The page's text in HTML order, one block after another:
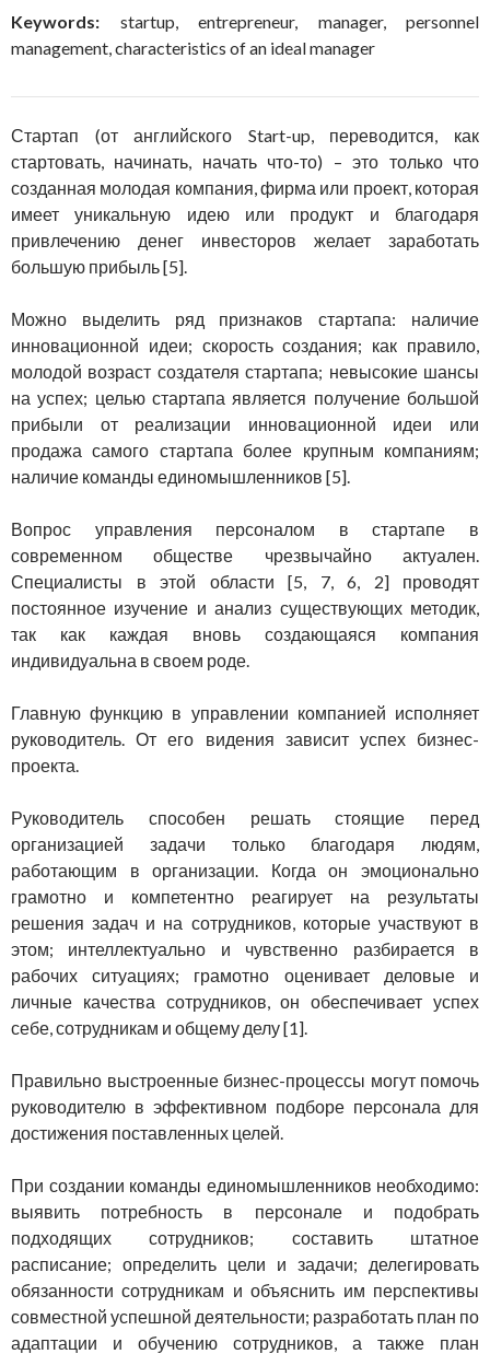
Keywords: startup, entrepreneur, manager, personnel
management, characteristics of an ideal manager
Стартап (от английского Start-up, переводится, как
стартовать, начинать, начать что-то) – это только что
созданная молодая компания, фирма или проект, которая
имеет уникальную идею или продукт и благодаря
привлечению денег инвесторов желает заработать
большую прибыль [5].
Можно выделить ряд признаков стартапа: наличие
инновационной идеи; скорость создания; как правило,
молодой возраст создателя стартапа; невысокие шансы
на успех; целью стартапа является получение большой
прибыли от реализации инновационной идеи или
продажа самого стартапа более крупным компаниям;
наличие команды единомышленников [5].
Вопрос управления персоналом в стартапе в
современном обществе чрезвычайно актуален.
Специалисты в этой области [5, 7, 6, 2] проводят
постоянное изучение и анализ существующих методик,
так как каждая вновь создающаяся компания
индивидуальна в своем роде.
Главную функцию в управлении компанией исполняет
руководитель. От его видения зависит успех бизнес-
проекта.
Руководитель способен решать стоящие перед
организацией задачи только благодаря людям,
работающим в организации. Когда он эмоционально
грамотно и компетентно реагирует на результаты
решения задач и на сотрудников, которые участвуют в
этом; интеллектуально и чувственно разбирается в
рабочих ситуациях; грамотно оценивает деловые и
личные качества сотрудников, он обеспечивает успех
себе, сотрудникам и общему делу [1].
Правильно выстроенные бизнес-процессы могут помочь
руководителю в эффективном подборе персонала для
достижения поставленных целей.
При создании команды единомышленников необходимо:
выявить потребность в персонале и подобрать
подходящих сотрудников; составить штатное
расписание; определить цели и задачи; делегировать
обязанности сотрудникам и объяснить им перспективы
совместной успешной деятельности; разработать план по
адаптации и обучению сотрудников, а также план